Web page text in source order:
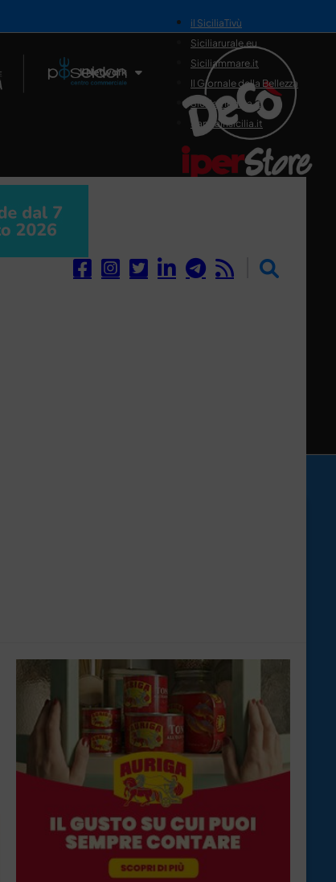
Il Network
il SiciliaTivù
Siciliarurale.eu
Siciliammare.it
Il Giornale della Bellezza
Siciliamedica.it
Sanitainsicilia.it